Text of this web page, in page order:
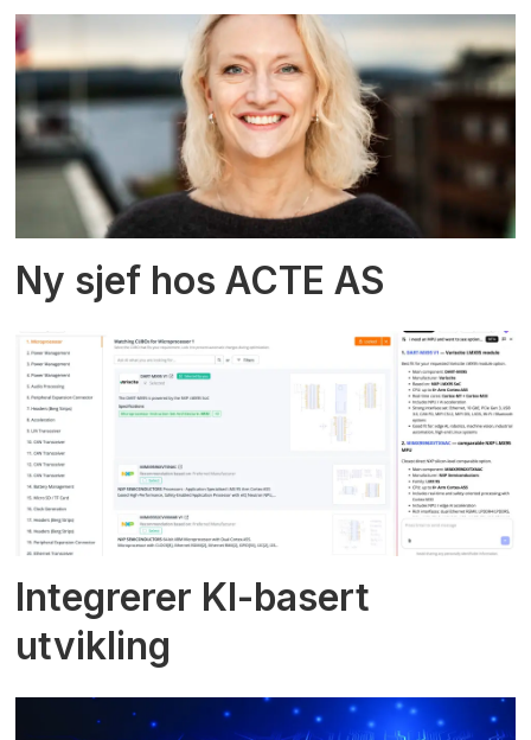
Ny sjef hos ACTE AS
Integrerer KI-basert
utvikling